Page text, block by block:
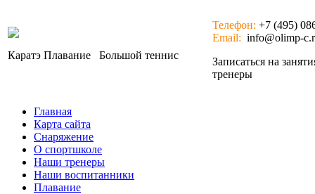
Каратэ Плавание Большой теннис
Телефон: +7 (495)
Email: info@olimp-
Записаться на
тренеры
Главная
Карта сайта
Снаряжение
О спортшколе
Наши тренеры
Наши воспитанники
Плавание